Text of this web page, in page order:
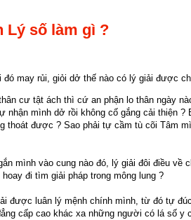
Lý số làm gì ?
may rủi, giỏi dở thế nào có lý giải được
cư tật ách thì cứ an phận lo thân ngày
nhận mình dở rồi không cố gắng cải thiện
thoát được ? Sao phải tự cầm tù cõi Tâm
mình vào cung nào đó, lý giải đôi điều về
đi tìm giải pháp trong mông lung ?
được luân lý mệnh chính mình, từ đó tự
cấp cao khác xa những người có lá số y